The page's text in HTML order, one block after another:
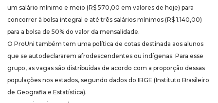
um salário mínimo e meio (R$ 570,00 em valores de hoje) para
concorrer à bolsa integral e até três salários mínimos (R$ 1.140,00)
para a bolsa de 50% do valor da mensalidade.
O ProUni também tem uma política de cotas destinada aos alunos
que se autodeclararem afrodescendentes ou indígenas. Para esse
grupo, as vagas são distribuídas de acordo com a proporção dessas
populações nos estados, segundo dados do IBGE (Instituto Brasileiro
de Geografia e Estatística).